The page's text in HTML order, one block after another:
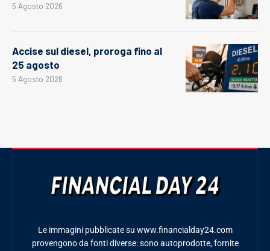
5 Agosto 2026
Accise sul diesel, proroga fino al
25 agosto
5 Agosto 2026
Le immagini pubblicate su www.financialday24.com
provengono da fonti diverse: sono autoprodotte, fornite